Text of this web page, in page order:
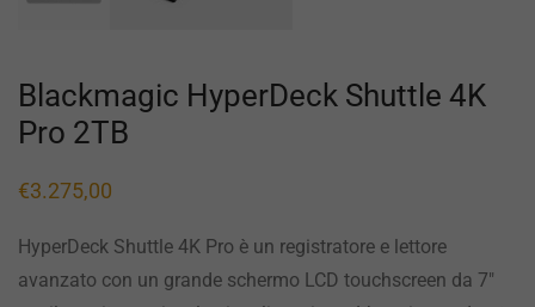
Blackmagic HyperDeck Shuttle 4K
Pro 2TB
€3.275,00
HyperDeck Shuttle 4K Pro è un registratore e lettore
avanzato con un grande schermo LCD touchscreen da 7″